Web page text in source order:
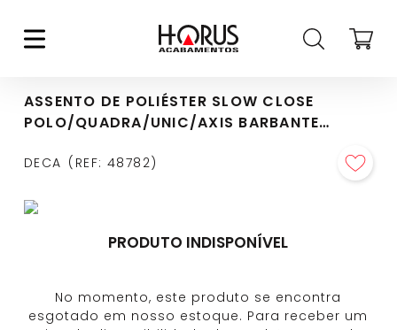
ASSENTO DE POLIÉSTER SLOW CLOSE
POLO/QUADRA/UNIC/AXIS BARBANTE
DECA REF: 48782
PRODUTO INDISPONÍVEL